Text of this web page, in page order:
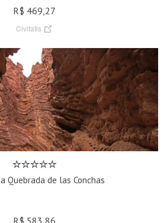
R$ 469,27
Civitatis
Quebrada de las Conchas
R$ 583,86